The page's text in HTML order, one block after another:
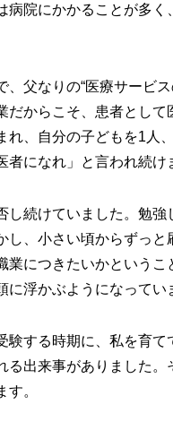
病院にかかることが多
、父なりの“医療サービ
だからこそ、患者とし
れ、自分の子どもを1人
者になれ」と言われ続け
し続けていました。勉
し、小さい頃からずっ
業につきたいかという
に浮かぶようになってい
験する時期に、私を育
る出来事がありました
。